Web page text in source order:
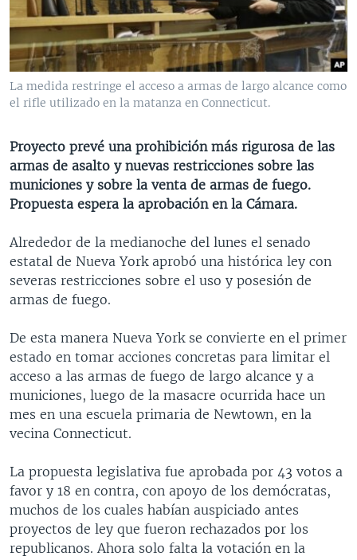
VENEZUELA
BRASIL
NICARAGUA
ECONOMÍA
ENTRETENIMIENTO Y CULTURA
TECNOLOGÍA
DEPORTES
MULTIMEDIA
VIDEOS
FOTOGRAFÍA
AUDIOS
PROGRAMAS TV
EL MUNDO AL DÍA
FORO INTERAMERICANO
LAS CLAVES
PANORAMA
RADIO
AVANCE INFORMATIVO
BUENOS DÍAS AMÉRICA
ESTADOS UNIDOS AL DÍA
EL MUNDO AL DÍA [RADIO]
FORO [RADIO]
DEPORTIVO INTERNACIONAL
NOTA ECONÓMICA
DIRECT
Learning English
SÍGANOS
Idiomas
La medida restringe el acceso a armas de largo alcance como
el rifle utilizado en la matanza en Connecticut.
Proyecto prevé una prohibición más rigurosa de las
armas de asalto y nuevas restricciones sobre las
municiones y sobre la venta de armas de fuego.
Propuesta espera la aprobación en la Cámara.
Alrededor de la medianoche del lunes el senado
estatal de Nueva York aprobó una histórica ley con
severas restricciones sobre el uso y posesión de
armas de fuego.
De esta manera Nueva York se convierte en el primer
estado en tomar acciones concretas para limitar el
acceso a las armas de fuego de largo alcance y a
municiones, luego de la masacre ocurrida hace un
mes en una escuela primaria de Newtown, en la
vecina Connecticut.
La propuesta legislativa fue aprobada por 43 votos a
favor y 18 en contra, con apoyo de los demócratas,
muchos de los cuales habían auspiciado antes
proyectos de ley que fueron rechazados por los
republicanos. Ahora solo falta la votación en la